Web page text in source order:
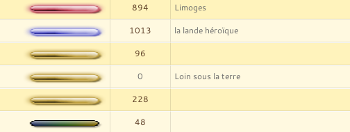
894 Limoges
1013 la lande héroïque
96
0 Loin sous la terre
228
48